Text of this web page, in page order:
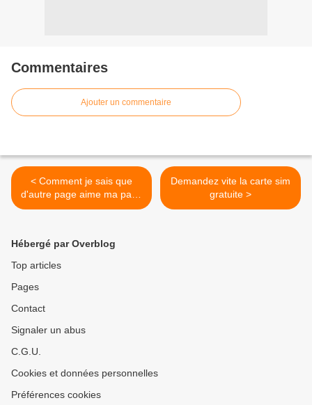
Commentaires
Ajouter un commentaire
< Comment je sais que
d'autre page aime ma page
Facebook
Demandez vite la carte sim
gratuite >
Hébergé par Overblog
Top articles
Pages
Contact
Signaler un abus
C.G.U.
Cookies et données personnelles
Préférences cookies